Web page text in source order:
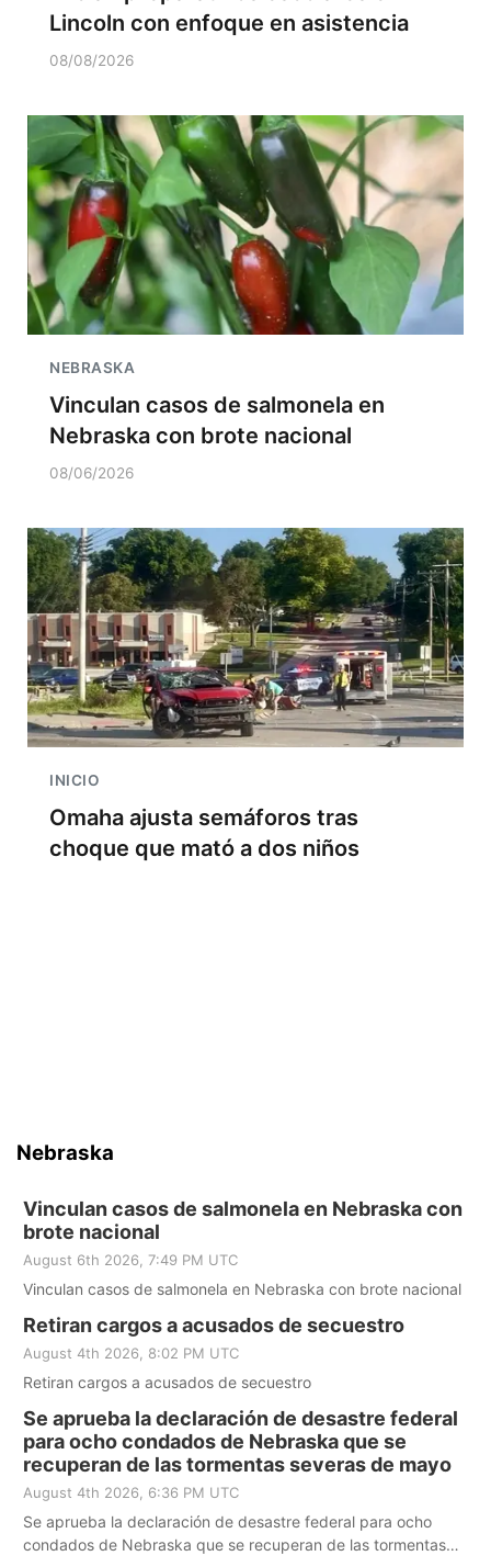
Lincoln con enfoque en asistencia
08/08/2026
NEBRASKA
Vinculan casos de salmonela en
Nebraska con brote nacional
08/06/2026
INICIO
Omaha ajusta semáforos tras
choque que mató a dos niños
Nebraska
Vinculan casos de salmonela en Nebraska con
brote nacional
August 6th 2026, 7:49 PM UTC
Vinculan casos de salmonela en Nebraska con brote nacional
Retiran cargos a acusados de secuestro
August 4th 2026, 8:02 PM UTC
Retiran cargos a acusados de secuestro
Se aprueba la declaración de desastre federal
para ocho condados de Nebraska que se
recuperan de las tormentas severas de mayo
August 4th 2026, 6:36 PM UTC
Se aprueba la declaración de desastre federal para ocho
condados de Nebraska que se recuperan de las tormentas